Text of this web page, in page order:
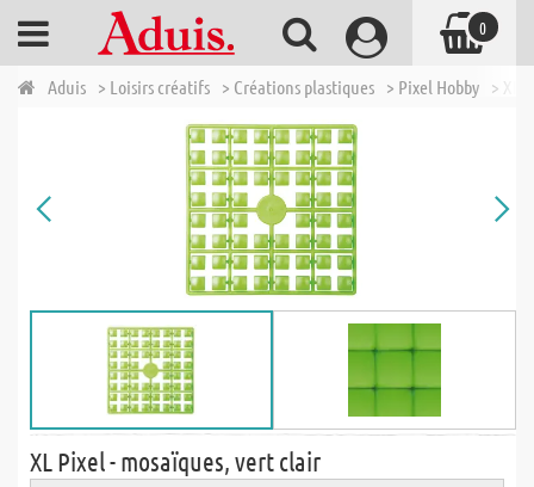
Aduis > Loisirs créatifs > Créations plastiques > Pixel Hobby > XL
XL Pixel - mosaïques, vert clair
0